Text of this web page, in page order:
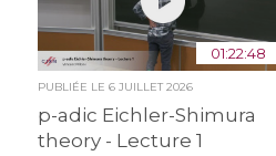
01:22:48
PUBLIÉE LE 6 JUILLET 2026
p-adic Eichler-Shimura
theory - Lecture 1